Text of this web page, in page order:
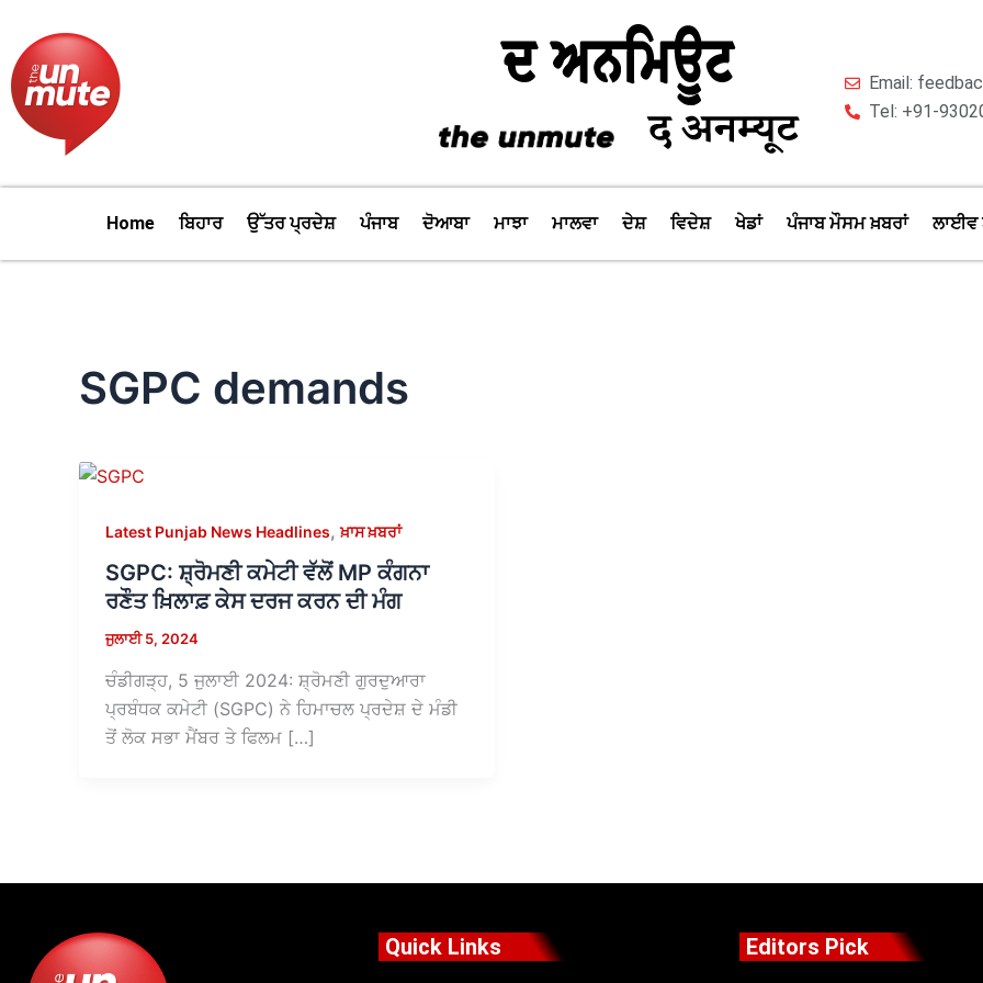
content
Email:
Tel: +91-
Home ਬਿਹਾਰ ਉੱਤਰ ਪ੍ਰਦੇਸ਼ ਪੰਜਾਬ ਦੋਆਬਾ ਮਾਝਾ ਮਾਲਵਾ ਦੇਸ਼ ਵਿਦੇਸ਼ ਖੇਡਾਂ ਪੰਜਾਬ ਮੌਸਮ ਖ਼ਬਰਾਂ ਲਾਈਵ
SGPC demands
Latest Punjab News Headlines,ਖ਼ਾਸ ਖ਼ਬਰਾਂ
SGPC: ਸ਼੍ਰੋਮਣੀ ਕਮੇਟੀ ਵੱਲੋਂ MP ਕੰਗਨਾ
ਰਣੌਤ ਖ਼ਿਲਾਫ਼ ਕੇਸ ਦਰਜ ਕਰਨ ਦੀ ਮੰਗ
ਜੁਲਾਈ 5, 2024
ਚੰਡੀਗੜ੍ਹ, 5 ਜੁਲਾਈ 2024: ਸ਼੍ਰੋਮਣੀ ਗੁਰਦੁਆਰਾ
ਪ੍ਰਬੰਧਕ ਕਮੇਟੀ (SGPC) ਨੇ ਹਿਮਾਚਲ ਪ੍ਰਦੇਸ਼ ਦੇ ਮੰਡੀ
ਤੋਂ ਲੋਕ ਸਭਾ ਮੈਂਬਰ ਤੇ ਫਿਲਮ […]
Quick Links Editors Pick